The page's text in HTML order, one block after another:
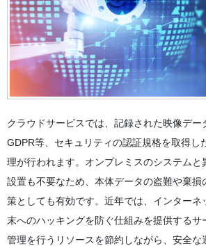
クラウドサービスでは、記録された映像デ
GDPR等、セキュリティの認証規格を取得し
理が行われます。オンプレミスのシステムと
設置も不要なため、本体データの盗難や棄損
策としても有効です。近年では、インターネ
末へのハッキングを防ぐ仕組みを提供するサ
管理を行うリソースを節約しながら、安全な